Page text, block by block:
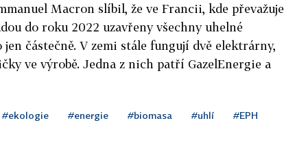
Macron slíbil, že ve Francii, kde převažuje
do roku 2022 uzavřeny všechny uhelné
částečně. V zemi stále fungují dvě elektrárny,
ve výrobě. Jedna z nich patří GazelEnergie a
#ekologie #energie #biomasa #uhlí #EPH